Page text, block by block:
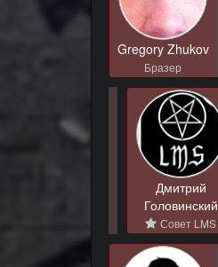
Gregory Zhukov
Бразер
Дмитрий
Головинский
Совет LMS